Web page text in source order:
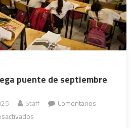
puente de septiembre
Staff
Comentarios
en